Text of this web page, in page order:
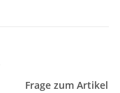
Frage zum Artikel